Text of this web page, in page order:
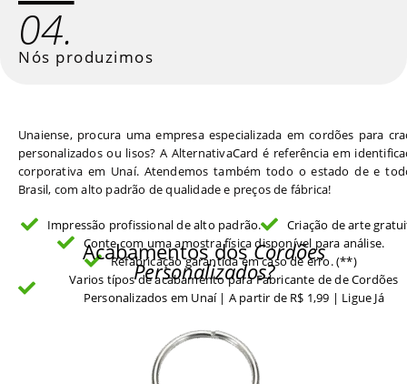
04.
Nós produzimos
Unaiense, procura uma empresa especializada em cordões para
personalizados ou lisos? A AlternativaCard é referência em
corporativa em Unaí. Atendemos também todo o estado de e
Brasil, com alto padrão de qualidade e preços de fábrica!
Impressão profissional de alto padrão.
Criação de arte
Conte com uma amostra física disponível para análise.
Refabricação garantida em caso de erro. (**)
Varios típos de acabamento para Fabricante de de Cordões
Personalizados em Unaí | A partir de R$ 1,99 | Ligue Já
Acabamentos dosCordões
Personalizados?